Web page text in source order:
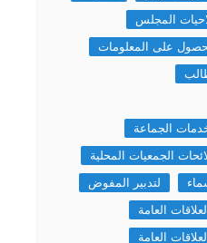
المجلس
على المعلومات
الجماعة
الجمعيات المحلية
لتدبير المفوض
العامة
العامة